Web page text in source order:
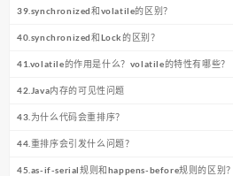
39.synchronized和volatile的区别？
40.synchronized和Lock的区别？
41.volatile的作用是什么？volatile的特性有哪些？
42.Java内存的可见性问题
43.为什么代码会重排序？
44.重排序会引发什么问题？
45.as-if-serial规则和happens-before规则的区别？